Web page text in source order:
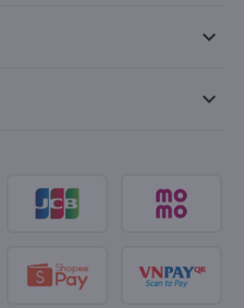
keyboard_arrow_down
keyboard_arrow_down